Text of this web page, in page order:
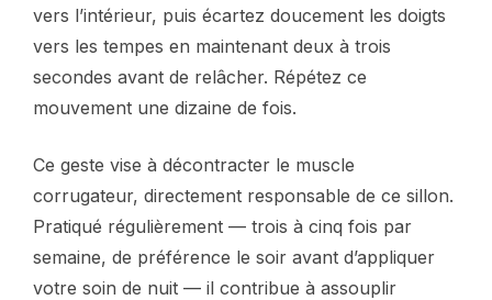
vers l’intérieur, puis écartez doucement les doigts
vers les tempes en maintenant deux à trois
secondes avant de relâcher. Répétez ce
mouvement une dizaine de fois.
Ce geste vise à décontracter le muscle
corrugateur, directement responsable de ce sillon.
Pratiqué régulièrement — trois à cinq fois par
semaine, de préférence le soir avant d’appliquer
votre soin de nuit — il contribue à assouplir